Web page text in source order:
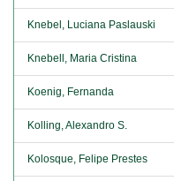
Knebel, Luciana Paslauski
Knebell, Maria Cristina
Koenig, Fernanda
Kolling, Alexandro S.
Kolosque, Felipe Prestes